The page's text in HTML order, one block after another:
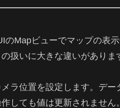
のMapビューでマップの表
扱いに大きな違いがありま
ラ位置を設定します。デ
しても値は更新されません